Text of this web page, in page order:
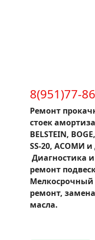
8(951)77-
Ремонт
стоек
BELSTEIN,
SS-20, АСОМИ и
Диагностика и
ремонт
Мелкосрочный
ремонт, замена
масла.